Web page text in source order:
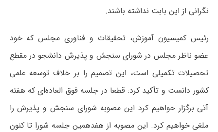
نگرانی از این بابت نداشته باشند.
رئیس کمیسیون آموزش، تحقیقات و فناوری مجلس که خود
عضو ناظر مجلس در شورای سنجش و پذیرش دانشجو در مقطع
تحصیلات تکمیلی است، این تصمیم را بر خلاف توسعه علمی
کشور دانست و تأکید کرد: قطعا در جلسه فوق العاده‌‎ای که هفته
آتی برگزار خواهیم کرد این مصوبه شورای سنجش و پذیرش را
ملغی خواهیم کرد. این مصوبه از هفدهمین جلسه شورا تا کنون